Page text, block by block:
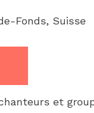
Fonds, Suisse
et